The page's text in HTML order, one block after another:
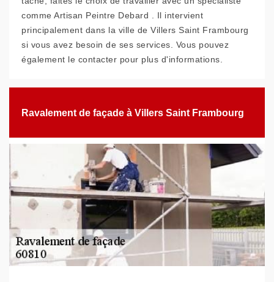
comme Artisan Peintre Debard . Il intervient
principalement dans la ville de Villers Saint Frambourg
si vous avez besoin de ses services. Vous pouvez
également le contacter pour plus d'informations.
Ravalement de façade à Villers Saint Frambourg